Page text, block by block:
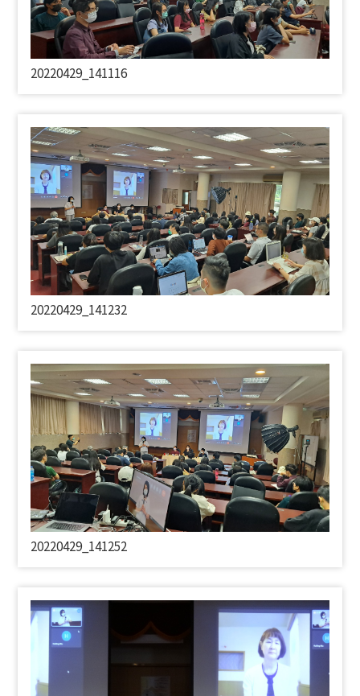
20220429_141116
20220429_141232
20220429_141252